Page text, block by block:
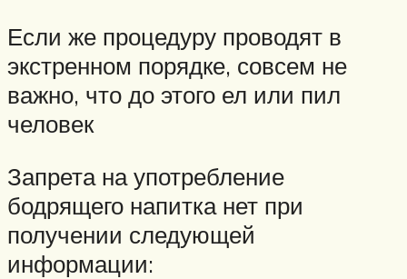
Если же процедуру проводят в
экстренном порядке, совсем не
важно, что до этого ел или пил
человек
Запрета на употребление
бодрящего напитка нет при
получении следующей
информации: